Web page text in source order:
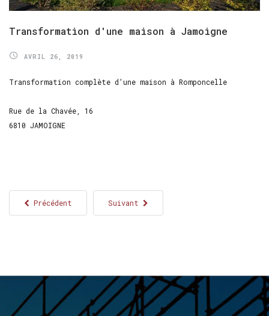
Transformation d'une maison à Jamoigne
AVRIL 26, 2019
Transformation complète d’une maison à Romponcelle
Rue de la Chavée, 16
6810 JAMOIGNE
Précédent Suivant